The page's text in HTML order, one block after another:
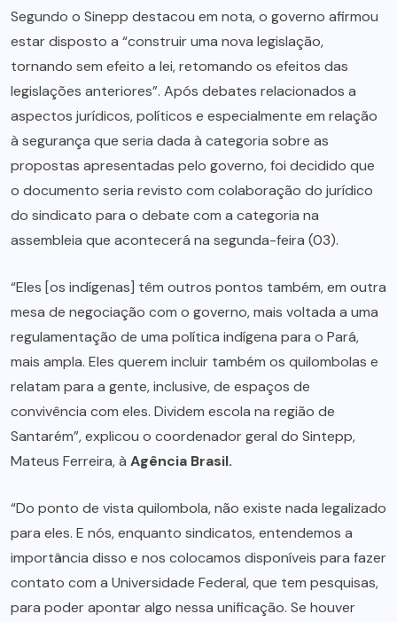
Segundo o Sinepp destacou em nota, o governo afirmou
estar disposto a “construir uma nova legislação,
tornando sem efeito a lei, retomando os efeitos das
legislações anteriores”. Após debates relacionados a
aspectos jurídicos, políticos e especialmente em relação
à segurança que seria dada à categoria sobre as
propostas apresentadas pelo governo, foi decidido que
o documento seria revisto com colaboração do jurídico
do sindicato para o debate com a categoria na
assembleia que acontecerá na segunda-feira (03).
“Eles [os indígenas] têm outros pontos também, em outra
mesa de negociação com o governo, mais voltada a uma
regulamentação de uma política indígena para o Pará,
mais ampla. Eles querem incluir também os quilombolas e
relatam para a gente, inclusive, de espaços de
convivência com eles. Dividem escola na região de
Santarém”, explicou o coordenador geral do Sintepp,
Mateus Ferreira, à Agência Brasil.
“Do ponto de vista quilombola, não existe nada legalizado
para eles. E nós, enquanto sindicatos, entendemos a
importância disso e nos colocamos disponíveis para fazer
contato com a Universidade Federal, que tem pesquisas,
para poder apontar algo nessa unificação. Se houver